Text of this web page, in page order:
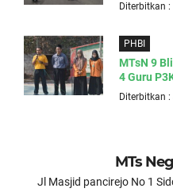
Diterbitkan
PHBI
MTsN 9
4 Guru
Diterbitkan
MTs
Jl Masjid pancirejo No 1